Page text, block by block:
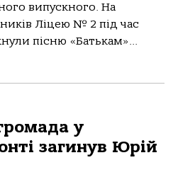
випускного. На
Ліцею № 2 під час
пісню «Батькам»...
у
загинув Юрій